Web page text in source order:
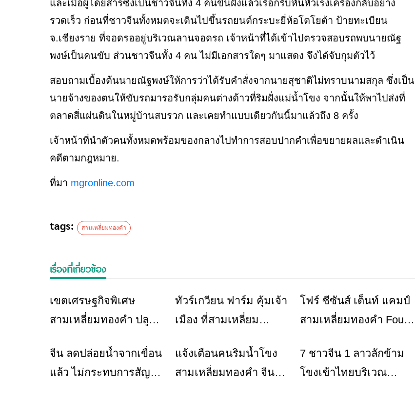
และเมื่อผู้โดยสารซึ่งเป็นชาวจีนทั้ง 4 คนขึ้นฝั่งแล้วเรือก็รีบหันหัวเร่งเครื่องกลับอย่าง
รวดเร็ว ก่อนที่ชาวจีนทั้งหมดจะเดินไปขึ้นรถยนต์กระบะยี่ห้อโตโยต้า ป้ายทะเบียน
จ.เชียงราย ที่จอดรออยู่บริเวณลานจอดรถ เจ้าหน้าที่ได้เข้าไปตรวจสอบรถพบนายณัฐ
พงษ์เป็นคนขับ ส่วนชาวจีนทั้ง 4 คน ไม่มีเอกสารใดๆ มาแสดง จึงได้จับกุมตัวไว้
สอบถามเบื้องต้นนายณัฐพงษ์ให้การว่าได้รับคำสั่งจากนายสุชาติไม่ทราบนามสกุล ซึ่งเป็น
นายจ้างของตนให้ขับรถมารอรับกลุ่มคนต่างด้าวที่ริมฝั่งแม่น้ำโขง จากนั้นให้พาไปส่งที่
ตลาดสี่แผ่นดินในหมู่บ้านสบรวก และเคยทำแบบเดียวกันนี้มาแล้วถึง 8 ครั้ง
เจ้าหน้าที่นำตัวคนทั้งหมดพร้อมของกลางไปทำการสอบปากคำเพื่อขยายผลและดำเนิน
คดีตามกฎหมาย.
ที่มา mgronline.com
tags: สามเหลี่ยมทองคำ
เรื่องที่เกี่ยวข้อง
ข่าวเชียงราย
เขตเศรษฐกิจพิเศษ
สามเหลี่ยมทองคำ ปลูก
ได้กิน
ท่องเที่ยว
ทัวร์เกวียน ฟาร์ม คุ้มเจ้า
เมือง ที่สามเหลี่ยม
ร้านอาหารที่พัก
โฟร์ ซีซันส์ เต็นท์ แคมป์
สามเหลี่ยมทองคำ Four
Golden Triangle
ข่าวเชียงราย
จีน ลดปล่อยน้ำจากเขื่อน
แล้ว ไม่กระทบการสัญจร
ข่าวเชียงราย
แจ้งเตือนคนริมน้ำโขง
สามเหลี่ยมทองคำ จีนลด
ข่าวเชียงราย
7 ชาวจีน 1 ลาวลักข้าม
โขงเข้าไทยบริเวณ